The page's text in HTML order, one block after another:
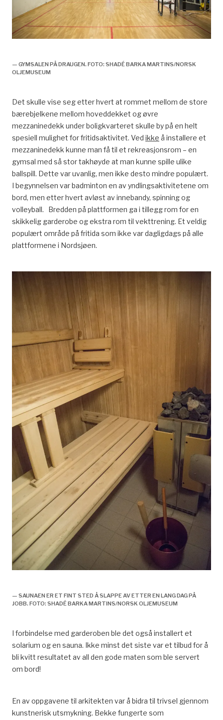
— GYMSALEN PÅ DRAUGEN. FOTO: SHADÉ BARKA MARTINS/NORSK
OLJEMUSEUM
Det skulle vise seg etter hvert at rommet mellom de store
bærebjelkene mellom hoveddekket og øvre
mezzaninedekk under boligkvarteret skulle by på en helt
spesiell mulighet for fritidsaktivitet. Ved ikke å installere et
mezzaninedekk kunne man få til et rekreasjonsrom – en
gymsal med så stor takhøyde at man kunne spille ulike
ballspill. Dette var uvanlig, men ikke desto mindre populært.
I begynnelsen var badminton en av yndlingsaktivitetene om
bord, men etter hvert avløst av innebandy, spinning og
volleyball. Bredden på plattformen ga i tillegg rom for en
skikkelig garderobe og ekstra rom til vekttrening. Et veldig
populært område på fritida som ikke var dagligdags på alle
plattformene i Nordsjøen.
— SAUNAEN ER ET FINT STED Å SLAPPE AV ETTER EN LANG DAG PÅ
JOBB. FOTO: SHADÉ BARKA MARTINS/NORSK OLJEMUSEUM
I forbindelse med garderoben ble det også installert et
solarium og en sauna. Ikke minst det siste var et tilbud for å
bli kvitt resultatet av all den gode maten som ble servert
om bord!
En av oppgavene til arkitekten var å bidra til trivsel gjennom
kunstnerisk utsmykning. Bekke fungerte som